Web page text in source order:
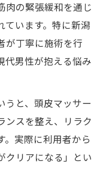
る健康メリット
のアプローチ
れる利点
れる効果的なコ
身リフレッシュ
スパ習慣提案
続のポイント
肉の緊張緩和を通じ
ています。特に新潟
が丁寧に施術を行
代男性が抱える悩み
うと、頭皮マッサー
ンスを整え、リラク
。実際に利用者から
クリアになる」とい